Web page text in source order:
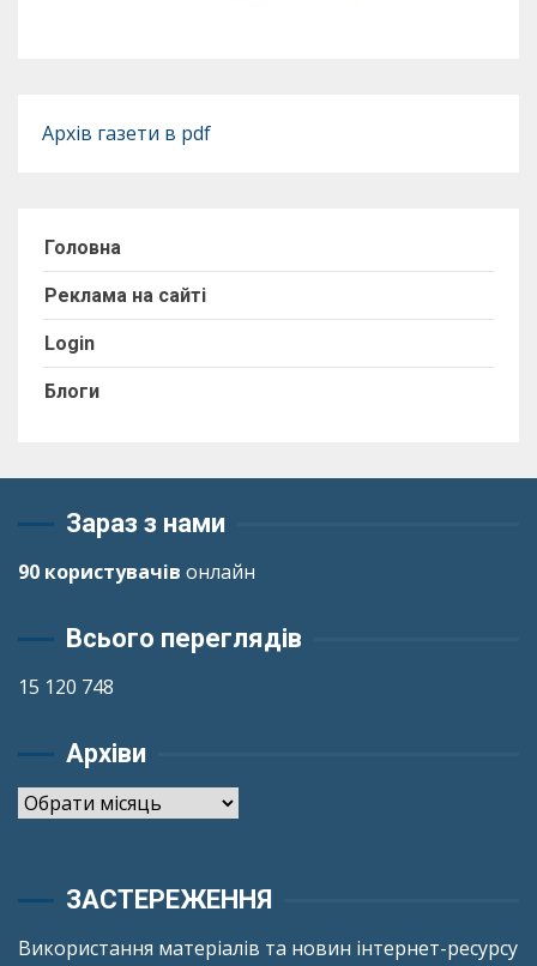
Архів газети в pdf
Головна
Реклама на сайті
Login
Блоги
Зараз з нами
90 користувачів онлайн
Всього переглядів
15 120 748
Архіви
Архіви
ЗАСТЕРЕЖЕННЯ
Використання матеріалів та новин інтернет-ресурсу